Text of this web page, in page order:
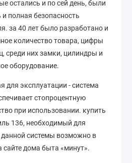
остались и по сей день, были
полная безопасность
за 40 лет было разработано и
количество товара, цифры
среди них замки, цилиндры и
оборудование.
для эксплуатации - система
стопроцентную
при использовании. купить
136, необходимый для
системы возможно в
сайте дома быта «минут».